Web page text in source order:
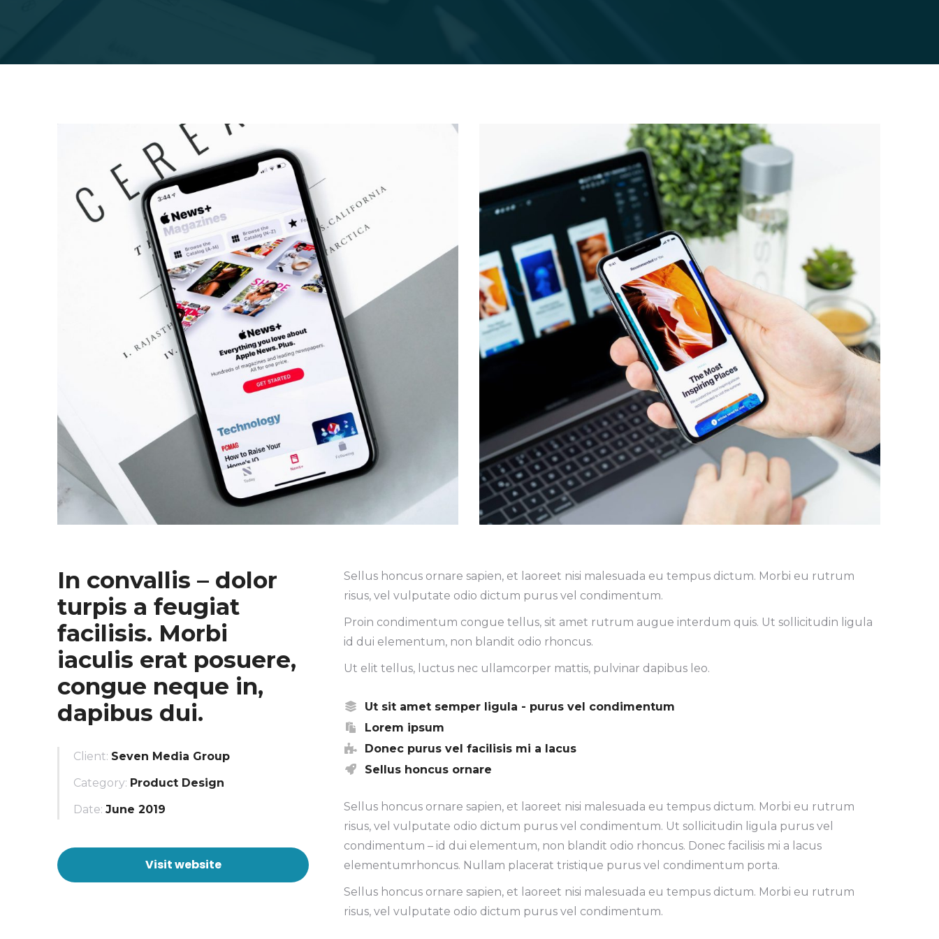
In convallis – dolor
turpis a feugiat
facilisis. Morbi
iaculis erat posuere,
congue neque in,
dapibus dui.
Client: Seven Media Group
Category: Product Design
Date: June 2019
Visit website
Sellus honcus ornare sapien, et laoreet nisi malesuada eu tempus dictum. Morbi eu rutrum
risus, vel vulputate odio dictum purus vel condimentum.
Proin condimentum congue tellus, sit amet rutrum augue interdum quis. Ut sollicitudin ligula
id dui elementum, non blandit odio rhoncus.
Ut elit tellus, luctus nec ullamcorper mattis, pulvinar dapibus leo.
Ut sit amet semper ligula - purus vel condimentum
Lorem ipsum
Donec purus vel facilisis mi a lacus
Sellus honcus ornare
Sellus honcus ornare sapien, et laoreet nisi malesuada eu tempus dictum. Morbi eu rutrum
risus, vel vulputate odio dictum purus vel condimentum. Ut sollicitudin ligula purus vel
condimentum – id dui elementum, non blandit odio rhoncus. Donec facilisis mi a lacus
elementumrhoncus. Nullam placerat tristique purus vel condimentum porta.
Sellus honcus ornare sapien, et laoreet nisi malesuada eu tempus dictum. Morbi eu rutrum
risus, vel vulputate odio dictum purus vel condimentum.